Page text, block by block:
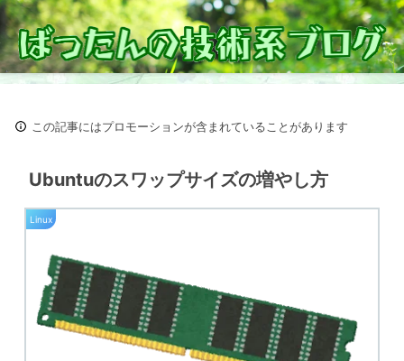
この記事にはプロモーションが含まれていることがあります
Ubuntuのスワップサイズの増やし方
Linux